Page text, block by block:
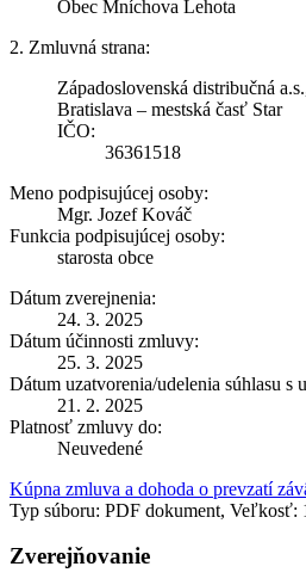
Obec Mníchova Lehota
2. Zmluvná strana:
Západoslovenská distribučná
Bratislava – mestská časť Star
IČO:
36361518
Meno podpisujúcej osoby:
Mgr. Jozef Kováč
Funkcia podpisujúcej osoby:
starosta obce
Dátum zverejnenia:
24. 3. 2025
Dátum účinnosti zmluvy:
25. 3. 2025
Dátum uzatvorenia/udelenia súhlasu s
21. 2. 2025
Platnosť zmluvy do:
Neuvedené
Kúpna zmluva a dohoda o prevzatí
Typ súboru: PDF dokument, Veľkosť:
Zverejňovanie